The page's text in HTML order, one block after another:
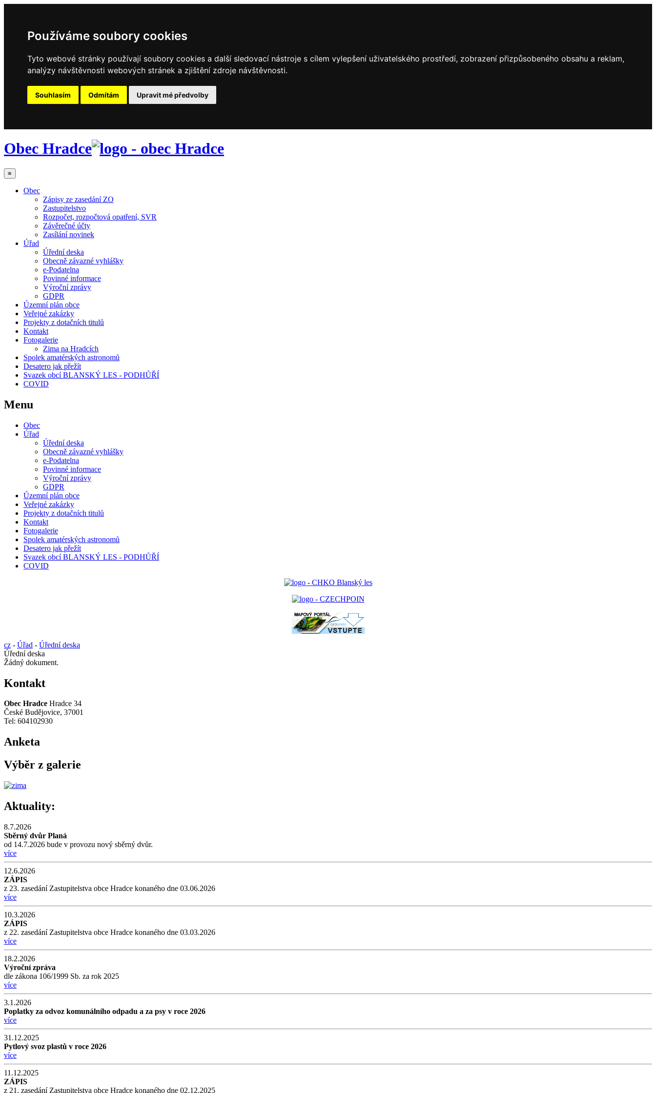
Používáme soubory cookies
Tyto webové stránky používají soubory cookies a další sledovací nástroje s cílem vylepšení uživatelského prostředí, zobrazení přizpůsobeného obsahu a reklam,
analýzy návštěvnosti webových stránek a zjištění zdroje návštěvnosti.
Souhlasím Odmítám Upravit mé předvolby
Obec Hradce
≡
Obec
Zápisy ze zasedání ZO
Zastupitelstvo
Rozpočet, rozpočtová opatření, SVR
Závěrečné účty
Zasílání novinek
Úřad
Úřední deska
Obecně závazné vyhlášky
e-Podatelna
Povinné informace
Výroční zprávy
GDPR
Územní plán obce
Veřejné zakázky
Projekty z dotačních titulů
Kontakt
Fotogalerie
Zima na Hradcích
Spolek amatérských astronomů
Desatero jak přežít
Svazek obcí BLANSKÝ LES - PODHŮŘÍ
COVID
Menu
Obec
Úřad
Úřední deska
Obecně závazné vyhlášky
e-Podatelna
Povinné informace
Výroční zprávy
GDPR
Územní plán obce
Veřejné zakázky
Projekty z dotačních titulů
Kontakt
Fotogalerie
Spolek amatérských astronomů
Desatero jak přežít
Svazek obcí BLANSKÝ LES - PODHŮŘÍ
COVID
cz - Úřad - Úřední deska
Úřední deska
Žádný dokument.
Kontakt
Obec Hradce Hradce 34
České Budějovice, 37001
Tel: 604102930
Anketa
Výběr z galerie
Aktuality:
8.7.2026
Sběrný dvůr Planá
od 14.7.2026 bude v provozu nový sběrný dvůr.
více
12.6.2026
ZÁPIS
z 23. zasedání Zastupitelstva obce Hradce konaného dne 03.06.2026
více
10.3.2026
ZÁPIS
z 22. zasedání Zastupitelstva obce Hradce konaného dne 03.03.2026
více
18.2.2026
Výroční zpráva
dle zákona 106/1999 Sb. za rok 2025
více
3.1.2026
Poplatky za odvoz komunálního odpadu a za psy v roce 2026
více
31.12.2025
Pytlový svoz plastů v roce 2026
více
11.12.2025
ZÁPIS
z 21. zasedání Zastupitelstva obce Hradce konaného dne 02.12.2025